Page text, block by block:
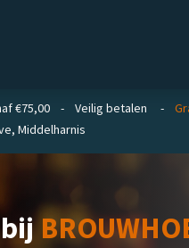
€75,00 - Veilig betalen -
Middelharnis